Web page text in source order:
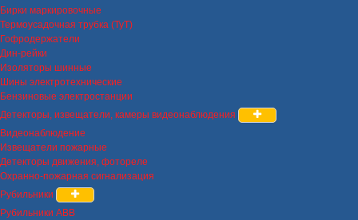
Бирки маркировочные
Термоусадочная трубка (ТуТ)
Гофродержатели
Дин-рейки
Изоляторы шинные
Шины электротехнические
Бензиновые электростанции
Детекторы, извещатели, камеры видеонаблюдения
Видеонаблюдение
Извещатели пожарные
Детекторы движения, фотореле
Охранно-пожарная сигнализация
Рубильники
Рубильники ABB